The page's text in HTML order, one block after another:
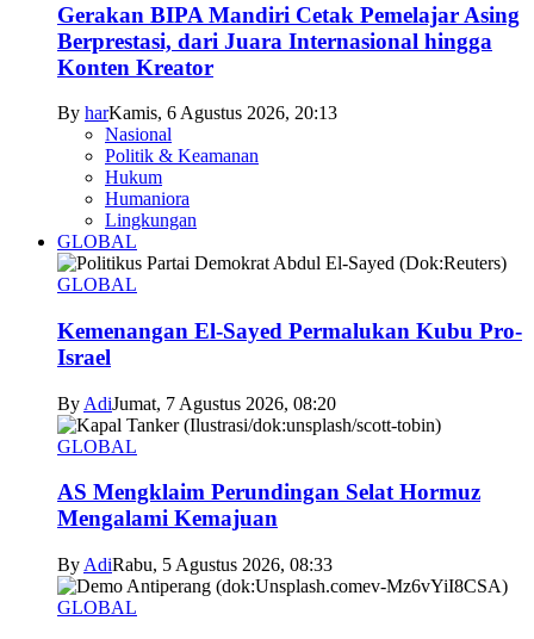
Gerakan BIPA Mandiri Cetak Pemelajar Asing
Berprestasi, dari Juara Internasional hingga
Konten Kreator
By harKamis, 6 Agustus 2026, 20:13
Nasional
Politik & Keamanan
Hukum
Humaniora
Lingkungan
GLOBAL
GLOBAL
Kemenangan El-Sayed Permalukan Kubu Pro-
Israel
By AdiJumat, 7 Agustus 2026, 08:20
GLOBAL
AS Mengklaim Perundingan Selat Hormuz
Mengalami Kemajuan
By AdiRabu, 5 Agustus 2026, 08:33
GLOBAL